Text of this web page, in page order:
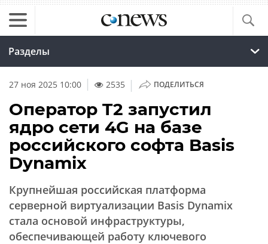
Разделы
27 ноя 2025 10:00 2535 | ПОДЕЛИТЬСЯ
Оператор T2 запустил
ядро сети 4G на базе
российского софта Basis
Dynamix
Крупнейшая российская платформа
серверной виртуализации Basis Dynamix
стала основой инфраструктуры,
обеспечивающей работу ключевого